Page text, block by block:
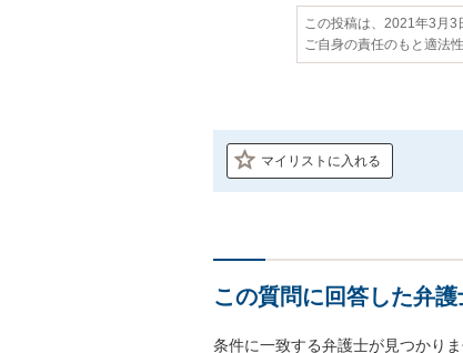
この投稿は、2021年3月3
ご自身の責任のもと適法
マイリストに入れる
この質問に回答した弁護
条件に一致する弁護士が見つかり